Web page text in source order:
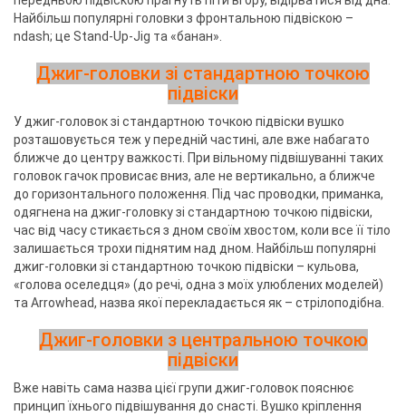
Найбільш популярні головки з фронтальною підвіскою –
ndash; це Stand-Up-Jig та «банан».
Джиг-головки зі стандартною точкою
підвіски
У джиг-головок зі стандартною точкою підвіски вушко
розташовується теж у передній частині, але вже набагато
ближче до центру важкості. При вільному підвішуванні таких
головок гачок провисає вниз, але не вертикально, а ближче
до горизонтального положення. Під час проводки, приманка,
одягнена на джиг-головку зі стандартною точкою підвіски,
час від часу стикається з дном своїм хвостом, коли все її тіло
залишається трохи піднятим над дном. Найбільш популярні
джиг-головки зі стандартною точкою підвіски – кульова,
«голова оселедця» (до речі, одна з моїх улюблених моделей)
та Arrowhead, назва якої перекладається як – стрілоподібна.
Джиг-головки з центральною точкою
підвіски
Вже навіть сама назва цієї групи джиг-головок пояснює
принцип їхнього підвішування до снасті. Вушко кріплення